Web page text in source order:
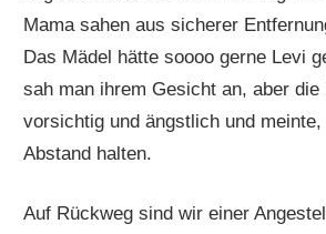
Mama sahen aus sicherer
Das Mädel hätte soooo gerne Levi
sah man ihrem Gesicht an, aber die
vorsichtig und ängstlich und
Abstand halten.
Auf Rückweg sind wir einer